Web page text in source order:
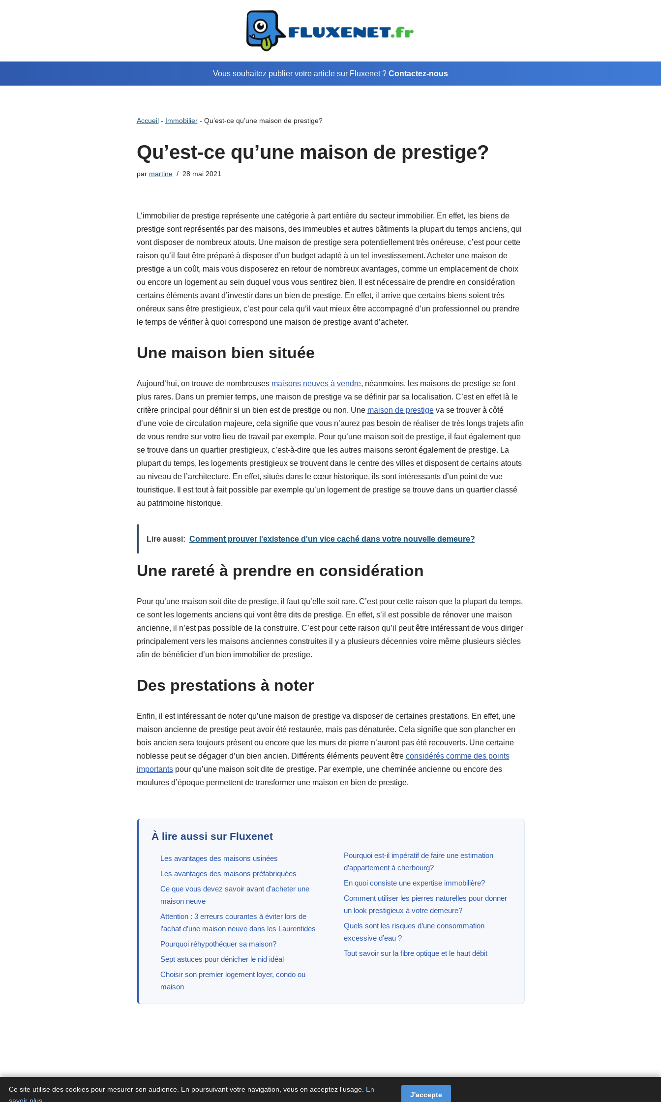
Vous souhaitez publier votre article sur Fluxenet ? Contactez-nous
Accueil- Immobilier- Qu’est-ce qu’une maison de prestige?
Qu’est-ce qu’une maison de prestige?
par martine 28 mai 2021
L’immobilier de prestige représente une catégorie à part entière du secteur immobilier. En effet, les biens de
prestige sont représentés par des maisons, des immeubles et autres bâtiments la plupart du temps anciens, qui
vont disposer de nombreux atouts. Une maison de prestige sera potentiellement très onéreuse, c’est pour cette
raison qu’il faut être préparé à disposer d’un budget adapté à un tel investissement. Acheter une maison de
prestige a un coût, mais vous disposerez en retour de nombreux avantages, comme un emplacement de choix
ou encore un logement au sein duquel vous vous sentirez bien. Il est nécessaire de prendre en considération
certains éléments avant d’investir dans un bien de prestige. En effet, il arrive que certains biens soient très
onéreux sans être prestigieux, c’est pour cela qu’il vaut mieux être accompagné d’un professionnel ou prendre
le temps de vérifier à quoi correspond une maison de prestige avant d’acheter.
Une maison bien située
Aujourd’hui, on trouve de nombreuses maisons neuves à vendre, néanmoins, les maisons de prestige se font
plus rares. Dans un premier temps, une maison de prestige va se définir par sa localisation. C’est en effet là le
critère principal pour définir si un bien est de prestige ou non. Une maison de prestigeva se trouver à côté
d’une voie de circulation majeure, cela signifie que vous n’aurez pas besoin de réaliser de très longs trajets afin
de vous rendre sur votre lieu de travail par exemple. Pour qu’une maison soit de prestige, il faut également que
se trouve dans un quartier prestigieux, c’est-à-dire que les autres maisons seront également de prestige. La
plupart du temps, les logements prestigieux se trouvent dans le centre des villes et disposent de certains atouts
au niveau de l’architecture. En effet, situés dans le cœur historique, ils sont intéressants d’un point de vue
touristique. Il est tout à fait possible par exemple qu’un logement de prestige se trouve dans un quartier classé
au patrimoine historique.
Lire aussi: Comment prouver l'existence d'un vice caché dans votre nouvelle demeure?
Une rareté à prendre en considération
Pour qu’une maison soit dite de prestige, il faut qu’elle soit rare. C’est pour cette raison que la plupart du temps,
ce sont les logements anciens qui vont être dits de prestige. En effet, s’il est possible de rénover une maison
ancienne, il n’est pas possible de la construire. C’est pour cette raison qu’il peut être intéressant de vous diriger
principalement vers les maisons anciennes construites il y a plusieurs décennies voire même plusieurs siècles
afin de bénéficier d’un bien immobilier de prestige.
Des prestations à noter
Enfin, il est intéressant de noter qu’une maison de prestige va disposer de certaines prestations. En effet, une
maison ancienne de prestige peut avoir été restaurée, mais pas dénaturée. Cela signifie que son plancher en
bois ancien sera toujours présent ou encore que les murs de pierre n’auront pas été recouverts. Une certaine
noblesse peut se dégager d’un bien ancien. Différents éléments peuvent être considérés comme des points
importantspour qu’une maison soit dite de prestige. Par exemple, une cheminée ancienne ou encore des
moulures d’époque permettent de transformer une maison en bien de prestige.
À lire aussi sur Fluxenet
Les avantages des maisons usinées
Les avantages des maisons préfabriquées
Ce que vous devez savoir avant d’acheter une
maison neuve
Attention : 3 erreurs courantes à éviter lors de
l’achat d’une maison neuve dans les Laurentides
Pourquoi réhypothéquer sa maison?
Sept astuces pour dénicher le nid idéal
Choisir son premier logement loyer, condo ou
maison
Pourquoi est-il impératif de faire une estimation
d’appartement à cherbourg?
En quoi consiste une expertise immobilière?
Comment utiliser les pierres naturelles pour donner
un look prestigieux à votre demeure?
Quels sont les risques d’une consommation
excessive d’eau ?
Tout savoir sur la fibre optique et le haut débit
Ce site utilise des cookies pour mesurer son audience. En poursuivant votre navigation, vous en acceptez l'usage. En
J'accepte